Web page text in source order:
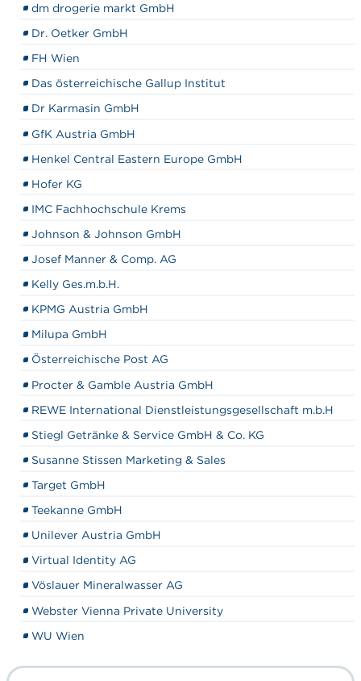
dm drogerie markt GmbH
Dr. Oetker GmbH
FH Wien
Das österreichische Gallup Institut
Dr Karmasin GmbH
GfK Austria GmbH
Henkel Central Eastern Europe GmbH
Hofer KG
IMC Fachhochschule Krems
Johnson & Johnson GmbH
Josef Manner & Comp. AG
Kelly Ges.m.b.H.
KPMG Austria GmbH
Milupa GmbH
Österreichische Post AG
Procter & Gamble Austria GmbH
REWE International Dienstleistungsgesellschaft m.b.H
Stiegl Getränke & Service GmbH & Co. KG
Susanne Stissen Marketing & Sales
Target GmbH
Teekanne GmbH
Unilever Austria GmbH
Virtual Identity AG
Vöslauer Mineralwasser AG
Webster Vienna Private University
WU Wien